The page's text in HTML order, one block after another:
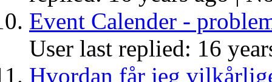
Event Calender -
User last replied: 16
Hvordan får jeg